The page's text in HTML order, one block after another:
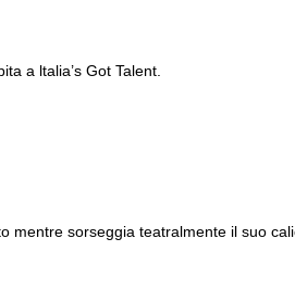
a ltalia’s Got Talent.
mentre sorseggia teatralmente il suo